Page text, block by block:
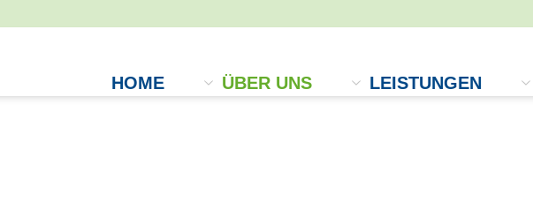
HOME ÜBER UNS LEISTUNGEN